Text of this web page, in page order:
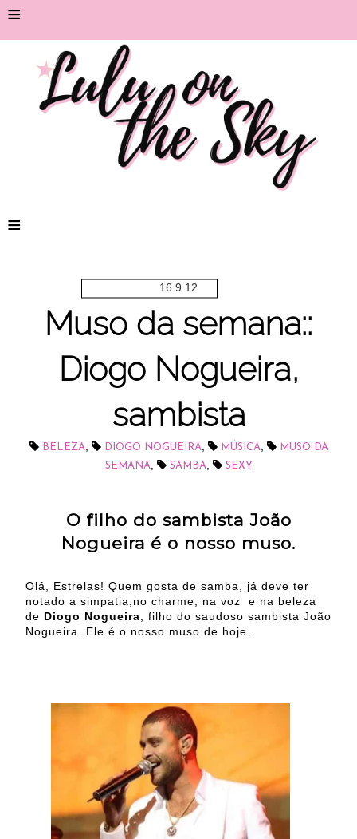
≡
≡
16.9.12
Muso da semana::
Diogo Nogueira,
sambista
BELEZA, DIOGO NOGUEIRA, MÚSICA,
MUSO DA
SEMANA, SAMBA, SEXY
O filho do sambista João
Nogueira é o nosso muso.
Olá, Estrelas! Quem gosta de samba, já deve ter
notado a simpatia,no charme, na voz e na beleza
de Diogo Nogueira , filho do saudoso sambista João
Nogueira. Ele é o nosso muso de hoje.